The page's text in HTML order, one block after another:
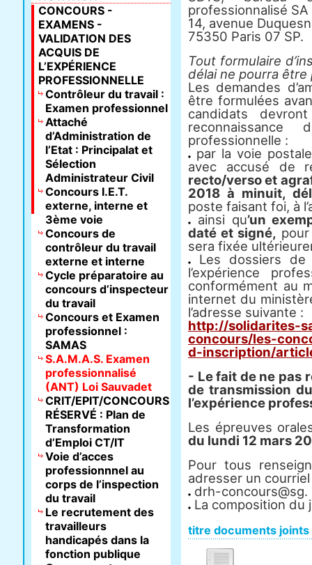
professionnalisé SA
14, avenue
75350 Paris 07 SP.
Tout formulaire
délai ne pourra
Les demandes
être formulées
candidats
reconnaissance
professionnelle :
par la voie
avec accusé de
recto/verso et
2018 à minuit,
poste faisant foi, à
ainsi qu’un
daté et signé,
sera fixée
Les dossiers de
l’expérience
conformément au
internet du
l’adresse suivante :
http://solidarites-
concours/les-
d-inscription/
- Le fait de ne pas
de transmission
l’expérience
Les épreuves
du lundi 12 mars
Pour tous
adresser un courriel
drh-concours@sg.
La composition du
titre documents joints
CONCOURS -
EXAMENS -
VALIDATION DES
ACQUIS DE
L’EXPÉRIENCE
PROFESSIONNELLE
Contrôleur du travail :
Examen professionnel
Attaché
d’Administration de
l’Etat : Principalat et
Sélection
Administrateur Civil
Concours I.E.T.
externe, interne et
3ème voie
Concours de
contrôleur du travail
externe et interne
Cycle préparatoire au
concours d’inspecteur
du travail
Concours et Examen
professionnel :
SAMAS
S.A.M.A.S. Examen
professionnalisé
(ANT) Loi Sauvadet
CRIT/EPIT/CONCOURS
RÉSERVÉ : Plan de
Transformation
d’Emploi CT/IT
Voie d’acces
professionnnel au
corps de l’inspection
du travail
Le recrutement des
travailleurs
handicapés dans la
fonction publique